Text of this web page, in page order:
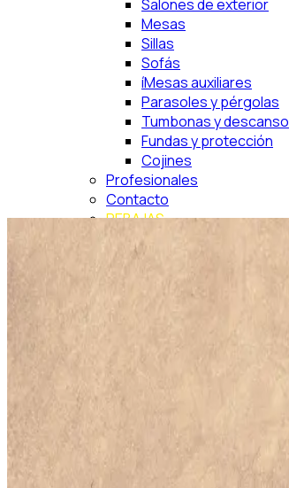
Salones de exterior
Mesas
Sillas
Sofás
íMesas auxiliares
Parasoles y pérgolas
Tumbonas y descanso
Fundas y protección
Cojines
Profesionales
Contacto
REBAJAS
Buscar